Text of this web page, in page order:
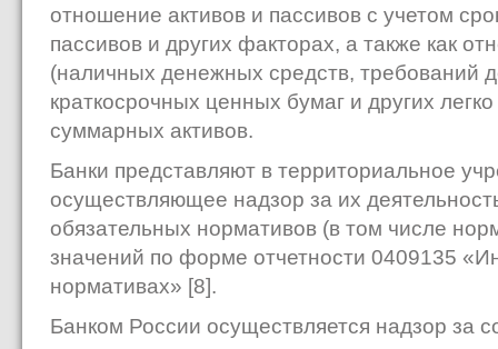
отношение активов и пассивов с учетом
пассивов и других факторах, а также как
(наличных денежных средств, требований
краткосрочных ценных бумаг и других
суммарных активов.
Банки представляют в территориальное
осуществляющее надзор за их
обязательных нормативов (в том числе
значений по форме отчетности 0409135
нормативах» [8].
Банком России осуществляется надзор за